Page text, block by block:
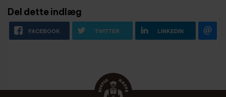
Del dette indlæg
FACEBOOK TWITTER LINKEDIN